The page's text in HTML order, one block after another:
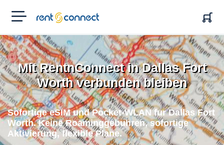
RENT'N
CONNECT
Mit RentnConnect in Dallas Fort
Worth verbunden bleiben
Sofortige eSIM und Pocket-WLAN fur Dallas Fort
Worth. Keine Roaminggebuhren, sofortige
Aktivierung, flexible Plane.